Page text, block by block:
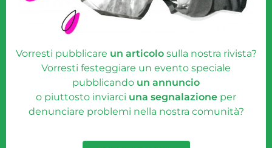
Vorresti pubblicare un articolosulla nostra rivista?
Vorresti festeggiare un evento speciale
pubblicando un annuncio
o piuttosto inviarci una segnalazione per
denunciare problemi nella nostra comunità?